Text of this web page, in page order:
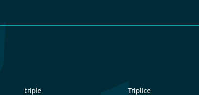
triple
Triplice